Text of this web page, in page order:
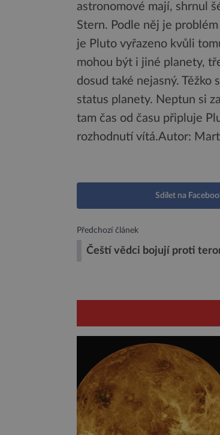
astronomové mají, shrnul
Stern. Podle něj je
je Pluto vyřazeno kvůli
mohou být i jiné planety,
dosud také nejasný.
status planety. Neptun si
tam čas od času připluje
rozhodnutí vítá.Autor:
Sdílet na
Předchozí článek
Čeští vědci bojují proti